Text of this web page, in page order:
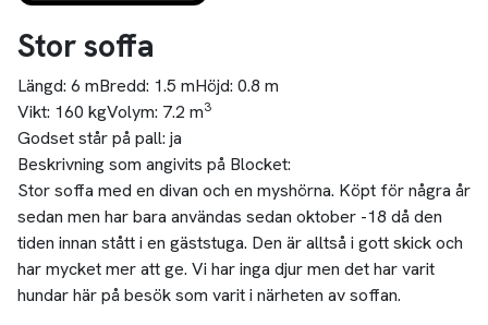
Stor soffa
Längd: 6 mBredd: 1.5 mHöjd: 0.8 m
Vikt: 160 kgVolym: 7.2 m3
Godset står på pall: ja
Beskrivning som angivits på Blocket:
Stor soffa med en divan och en myshörna. Köpt för några år
sedan men har bara användas sedan oktober -18 då den
tiden innan stått i en gäststuga. Den är alltså i gott skick och
har mycket mer att ge. Vi har inga djur men det har varit
hundar här på besök som varit i närheten av soffan.